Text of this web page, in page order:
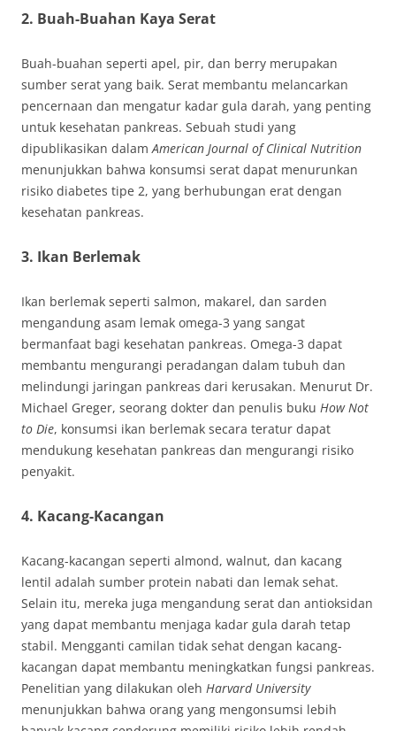
2. Buah-Buahan Kaya Serat
Buah-buahan seperti apel, pir, dan berry merupakan
sumber serat yang baik. Serat membantu melancarkan
pencernaan dan mengatur kadar gula darah, yang penting
untuk kesehatan pankreas. Sebuah studi yang
dipublikasikan dalamAmerican Journal of Clinical Nutrition
menunjukkan bahwa konsumsi serat dapat menurunkan
risiko diabetes tipe 2, yang berhubungan erat dengan
kesehatan pankreas.
3. Ikan Berlemak
Ikan berlemak seperti salmon, makarel, dan sarden
mengandung asam lemak omega-3 yang sangat
bermanfaat bagi kesehatan pankreas. Omega-3 dapat
membantu mengurangi peradangan dalam tubuh dan
melindungi jaringan pankreas dari kerusakan. Menurut Dr.
Michael Greger, seorang dokter dan penulis buku How Not
to Die, konsumsi ikan berlemak secara teratur dapat
mendukung kesehatan pankreas dan mengurangi risiko
penyakit.
4. Kacang-Kacangan
Kacang-kacangan seperti almond, walnut, dan kacang
lentil adalah sumber protein nabati dan lemak sehat.
Selain itu, mereka juga mengandung serat dan antioksidan
yang dapat membantu menjaga kadar gula darah tetap
stabil. Mengganti camilan tidak sehat dengan kacang-
kacangan dapat membantu meningkatkan fungsi pankreas.
Penelitian yang dilakukan oleh Harvard University
menunjukkan bahwa orang yang mengonsumsi lebih